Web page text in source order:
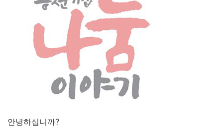
안녕하십니까?